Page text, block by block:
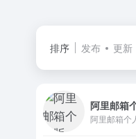
排序 发布 更新
阿里邮箱